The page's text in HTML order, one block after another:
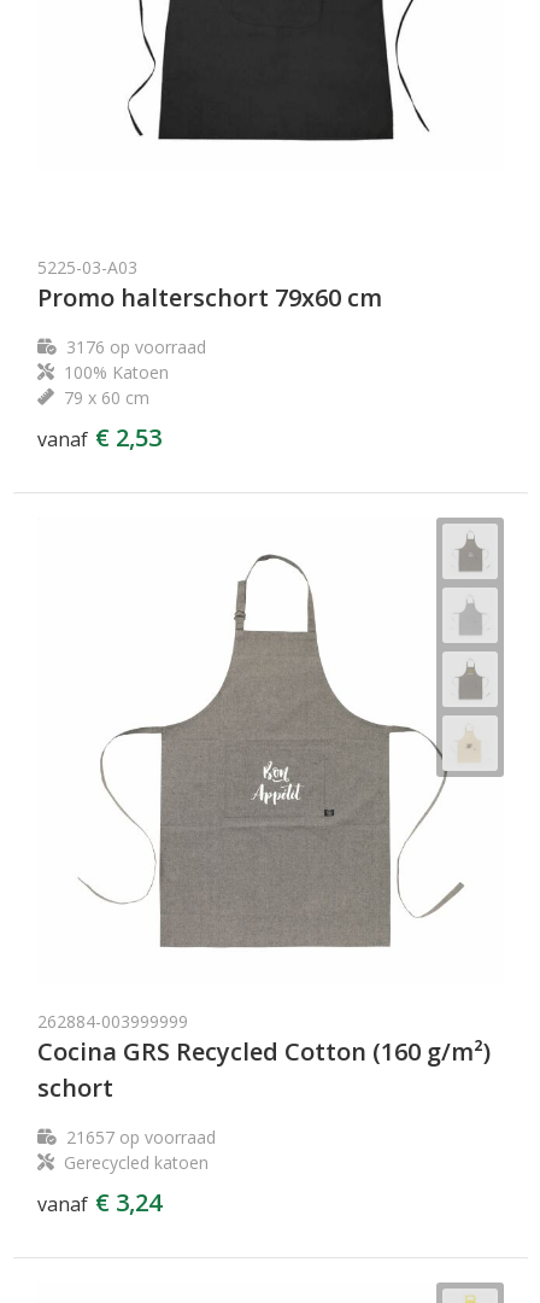
5225-03-A03
Promo halterschort 79x60 cm
3176 op voorraad
100% Katoen
79 x 60 cm
vanaf € 2,53
262884-003999999
Cocina GRS Recycled Cotton (160 g/m²)
schort
21657op voorraad
Gerecycled katoen
vanaf € 3,24